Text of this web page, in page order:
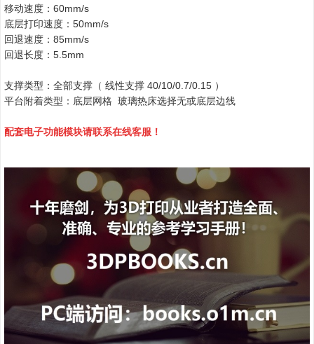
移动速度：60mm/s
底层打印速度：50mm/s
回退速度：85mm/s
回退长度：5.5mm
支撑类型：全部支撑（ 线性支撑 40/10/0.7/0.15 ）
平台附着类型：底层网格 玻璃热床选择无或底层边线
配套电子功能模块请联系在线客服！